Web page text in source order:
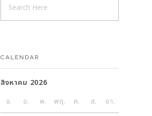
CALENDAR
สิงหาคม 2026
จ.
อ. พ. พฤ. ศ. ส. อา.